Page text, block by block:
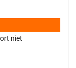
niet